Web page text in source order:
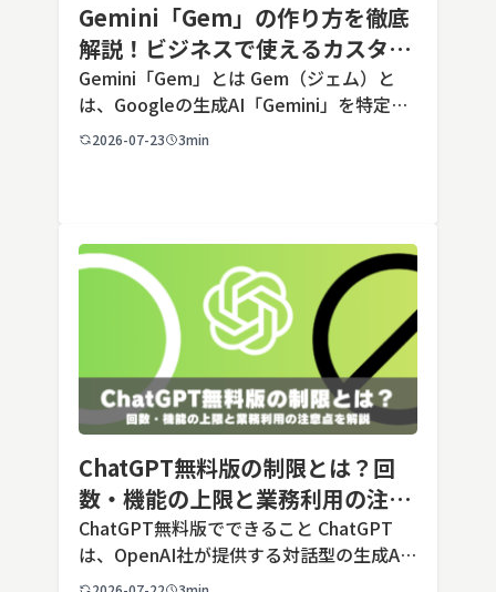
Gemini「Gem」の作り方を徹底
解説！ビジネスで使えるカスタム
AIの設定手順と活用例
Gemini「Gem」とは Gem（ジェム）と
は、Googleの生成AI「Gemini」を特定の
用途に合わせてカスタマイズできる機能で
2026-07-23 3min
ChatGPT無料版の制限とは？回
数・機能の上限と業務利用の注意
点を解説【2026年最新】
ChatGPT無料版でできること ChatGPT
は、OpenAI社が提供する対話型の生成AI
サービスです。アカウントを登録すれば無